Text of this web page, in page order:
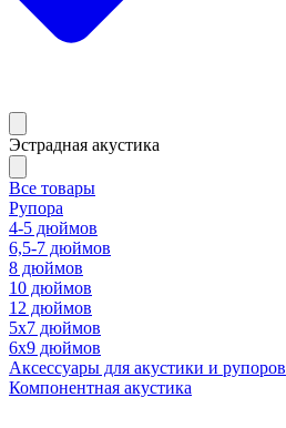
Эстрадная акустика
Все товары
Рупора
4-5 дюймов
6,5-7 дюймов
8 дюймов
10 дюймов
12 дюймов
5x7 дюймов
6х9 дюймов
Аксессуары для акустики и рупоров
Компонентная акустика